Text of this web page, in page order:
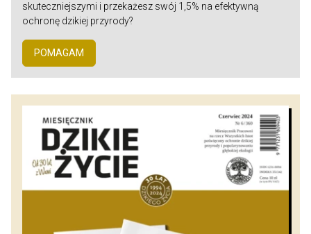
skuteczniejszymi i przekażesz swój 1,5% na efektywną
ochronę dzikiej przyrody?
POMAGAM